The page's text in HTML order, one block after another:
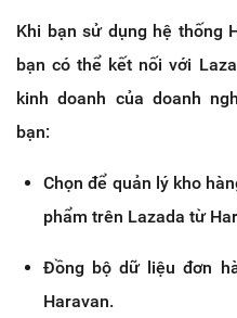
Khi bạn sử dụng hệ thống
bạn có thể kết nối với
kinh doanh của doanh
bạn:
Chọn để quản lý kho
phẩm trên Lazada từ
Đồng bộ dữ liệu đơn
Haravan.